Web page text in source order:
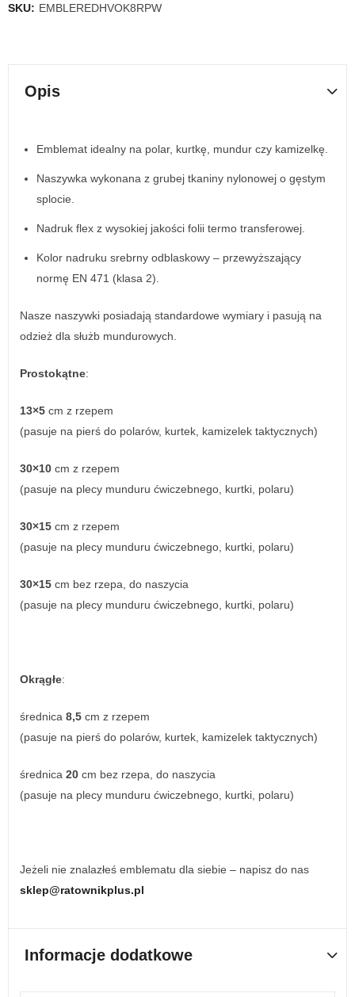
SKU: EMBLEREDHVOK8RPW
Opis
Emblemat idealny na polar, kurtkę, mundur czy kamizelkę.
Naszywka wykonana z grubej tkaniny nylonowej o gęstym
splocie.
Nadruk flex z wysokiej jakości folii termo transferowej.
Kolor nadruku srebrny odblaskowy – przewyższający
normę EN 471 (klasa 2).
Nasze naszywki posiadają standardowe wymiary i pasują na
odzież dla służb mundurowych.
Prostokątne:
13×5 cm z rzepem
(pasuje na pierś do polarów, kurtek, kamizelek taktycznych)
30×10 cm z rzepem
(pasuje na plecy munduru ćwiczebnego, kurtki, polaru)
30×15 cm z rzepem
(pasuje na plecy munduru ćwiczebnego, kurtki, polaru)
30×15 cm bez rzepa, do naszycia
(pasuje na plecy munduru ćwiczebnego, kurtki, polaru)
Okrągłe:
średnica 8,5 cm z rzepem
(pasuje na pierś do polarów, kurtek, kamizelek taktycznych)
średnica 20 cm bez rzepa, do naszycia
(pasuje na plecy munduru ćwiczebnego, kurtki, polaru)
Jeżeli nie znalazłeś emblematu dla siebie – napisz do nas
sklep@ratownikplus.pl
Informacje dodatkowe